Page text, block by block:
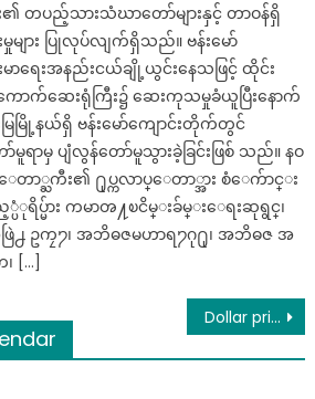
၏ တပည့်သားသံဃာတော်များနှင့် တာဝန်ရှိ
များ ပြုလုပ်လျက်ရှိသည်။ ဗန်းမော်
ာရေးအနည်းငယ်ချို့ယွင်း‌နေသဖြင့် ထိုင်း
ောက်ဆေးရုံကြီး၌ ဆေးကုသမှုခံယူပြီးနောက်
ေမြို့နယ်ရှိ ဗန်းမော်ကျောင်းတိုက်တွင်
ရာမှ ပျံလွန်တော်မူသွားခဲ့ခြင်းဖြစ် သည်။ နဝ
တာ္ႀကီး၏ ႐ုပ္ကလာပ္ေတာ္အား စံေက်ာင္း
ပ္မ်ား ကမာၻ႔ၿငိမ္းခ်မ္းေရးဆုရွင္၊
႕ ဥကၠ႒၊ အဘိဓဇမဟာရ႒ဂု႐ု၊ အဘိဓဇ အ
[…]
Dollar price for today Tuesday (12.3.2024) Gold prices and foreign exchange rates